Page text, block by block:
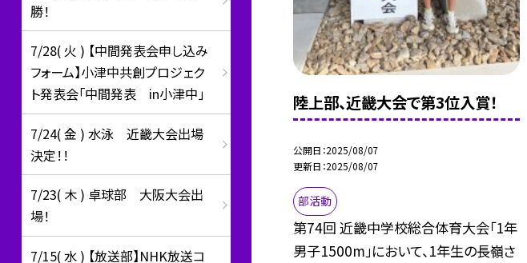
陸上部、近畿大会で第3位入賞！
公開日 2025/08/07
更新日 2025/08/07
部活動
第74回 近畿中学校総合体育大会「1年
男子1500m」において、1年生の長嶺さ
勝！
7/28( 火 ) 【中間発表会申し込み
フォーム】小津中共創プロジェク
ト発表会「中間発表 in小津中」
7/24( 金 ) 水泳 近畿大会出場
決定！！
7/23( 木 ) 卓球部 大阪大会出
場！
7/15( 水 ) 【放送部】NHK放送コ